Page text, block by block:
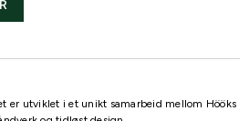
er utviklet i et unikt samarbeid mellom Hööks